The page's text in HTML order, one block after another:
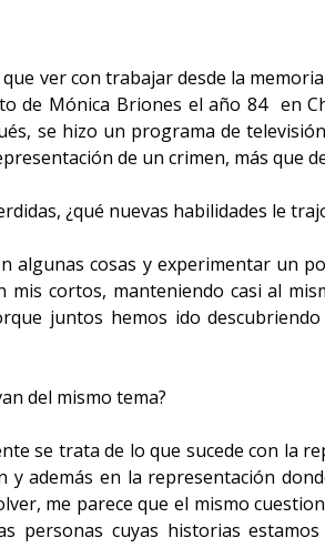
ver con trabajar desde la
de Mónica Briones el año 84 en
se hizo un programa de
de un crimen, más que
¿qué nuevas habilidades le
cosas y experimentar un
cortos, manteniendo casi al
juntos hemos ido
del mismo tema?
se trata de lo que sucede con la
además en la representación
me parece que el mismo
personas cuyas historias